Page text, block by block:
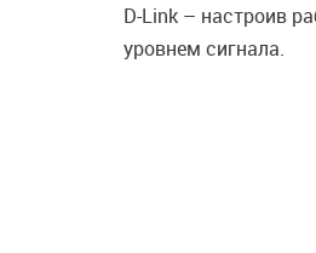
D-Link – настроив
уровнем сигнала.